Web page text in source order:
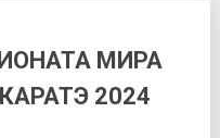
МИРА
2024